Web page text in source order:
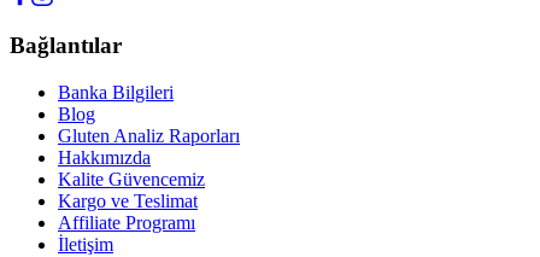
Bağlantılar
Banka Bilgileri
Blog
Gluten Analiz Raporları
Hakkımızda
Kalite Güvencemiz
Kargo ve Teslimat
Affiliate Programı
İletişim